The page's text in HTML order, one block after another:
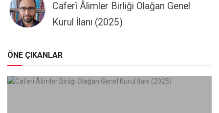
Caferî Âlimler Birliği Olağan Genel
Kurul İlanı (2025)
ÖNE ÇIKANLAR